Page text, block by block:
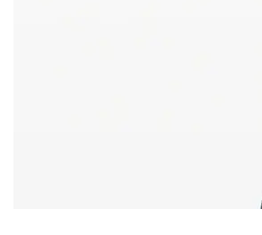
дзюдоистка Кларисс Агбеньену,
золотую олимпийскую медаль после
В рамках рекламной кампании по
новых амбассадоров Dior представили
альтернативную версию спортивной
заметных элементов вроде